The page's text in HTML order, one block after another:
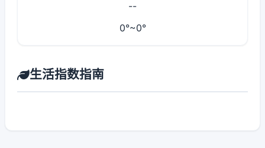
--
0°~0°
生活指数指南